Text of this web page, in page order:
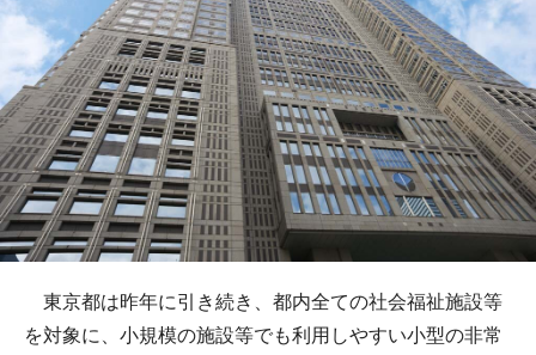
東京都は昨年に引き続き、都内全ての社会福祉施設等
を対象に、小規模の施設等でも利用しやすい小型の非常